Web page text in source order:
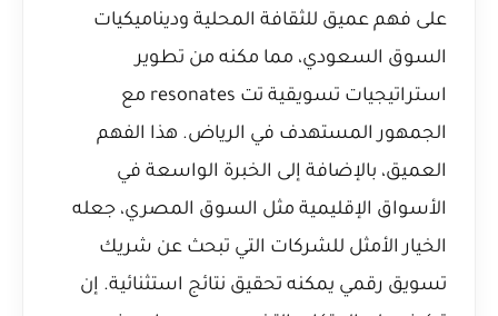
على فهم عميق للثقافة المحلية وديناميكيات
السوق السعودي، مما مكنه من تطوير
استراتيجيات تسويقية تت resonates مع
الجمهور المستهدف في الرياض. هذا الفهم
العميق، بالإضافة إلى الخبرة الواسعة في
الأسواق الإقليمية مثل السوق المصري، جعله
الخيار الأمثل للشركات التي تبحث عن شريك
تسويق رقمي يمكنه تحقيق نتائج استثنائية. إن